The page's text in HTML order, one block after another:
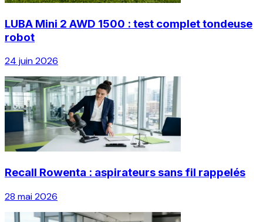
LUBA Mini 2 AWD 1500 : test complet tondeuse
robot
24 juin 2026
Recall Rowenta : aspirateurs sans fil rappelés
28 mai 2026